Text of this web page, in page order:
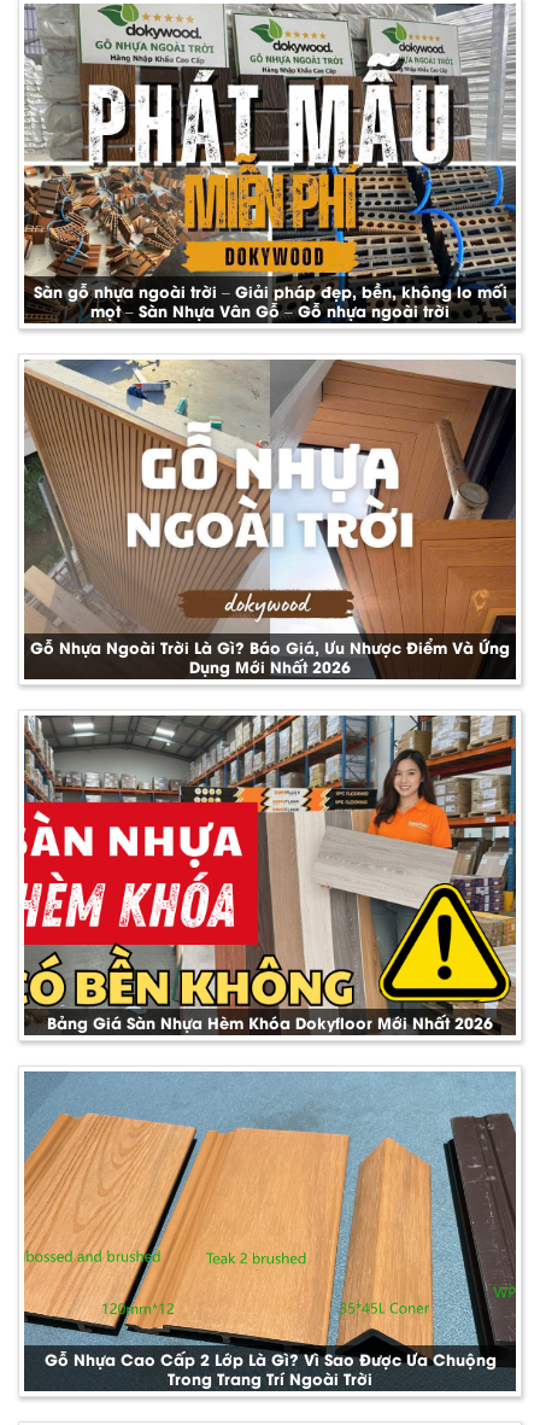
Sàn gỗ nhựa ngoài trời – Giải pháp đẹp, bền, không lo mối
mọt – Sàn Nhựa Vân Gỗ – Gỗ nhựa ngoài trời
Gỗ Nhựa Ngoài Trời Là Gì? Báo Giá, Ưu Nhược Điểm Và Ứng
Dụng Mới Nhất 2026
Bảng Giá Sàn Nhựa Hèm Khóa Dokyfloor Mới Nhất 2026
Gỗ Nhựa Cao Cấp 2 Lớp Là Gì? Vì Sao Được Ưa Chuộng
Trong Trang Trí Ngoài Trời